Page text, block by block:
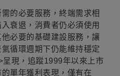
的必要服務，終端需求相
衰退，消費者仍必須使用
必要的基礎建設服務，讓
循環週期下仍能維持穩定
現，追蹤1999年以來上市
單年獲利表現，僅有在